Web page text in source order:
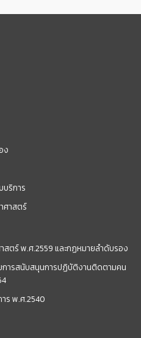
ง
ริการ
ศาสตร์
สตร์ พ.ศ.2559 และกฏหมายลำดับรอง
การสนับสนุนการปฏิบัติงานติดตามคน
ร พ.ศ.2540